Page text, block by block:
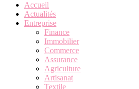
Accueil
Actualités
Entreprise
Finance
Immobilier
Commerce
Assurance
Agriculture
Artisanat
Textile